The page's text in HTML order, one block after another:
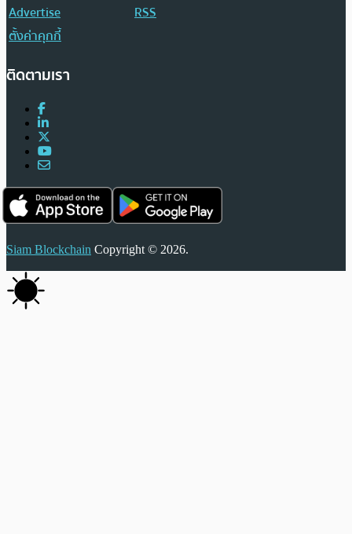
Advertise
RSS
ตั้งค่าคุกกี้
ติดตามเรา
Siam Blockchain Copyright © 2026.